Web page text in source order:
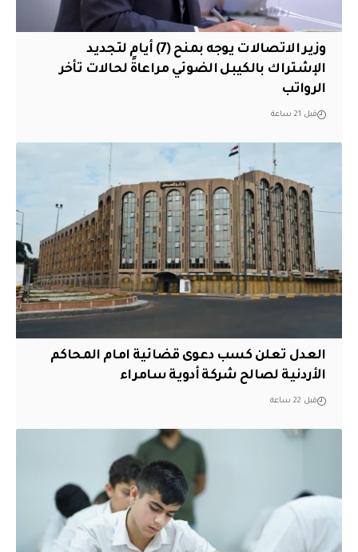
وزير الاتصالات يوجه بمنح (7) أيام لتجديد
الإشتراك بالكيبل الضوئي مراعاةً لحالات تأخر
الرواتب
قبل 21 ساعة
العدل تعلن كسب دعوى قضائية امام المحاكم
الأردنية لصالح شركة أدوية سامراء
قبل 22 ساعة